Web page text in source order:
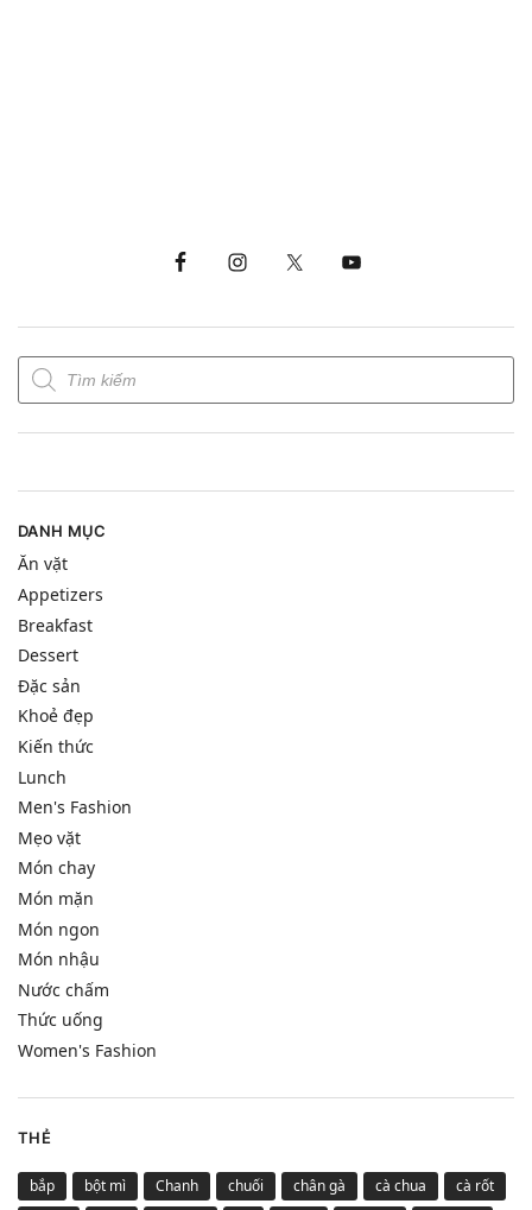
DANH MỤC
Ăn vặt
Appetizers
Breakfast
Dessert
Đặc sản
Khoẻ đẹp
Kiến thức
Lunch
Men's Fashion
Mẹo vặt
Món chay
Món mặn
Món ngon
Món nhậu
Nước chấm
Thức uống
Women's Fashion
THẺ
bắp bột mì Chanh chuối chân gà cà chua
cà rốt